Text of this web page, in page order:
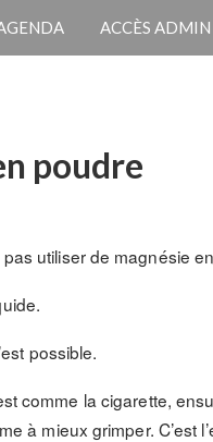
ACCÈS ADMIN
poudre
utiliser de magnésie
possible.
comme la cigarette,
à mieux grimper. C’est